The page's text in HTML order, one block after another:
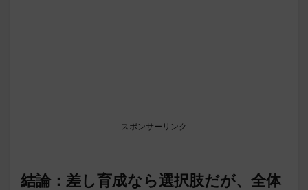
スポンサーリンク
結論：差し育成なら選択肢だが、全体